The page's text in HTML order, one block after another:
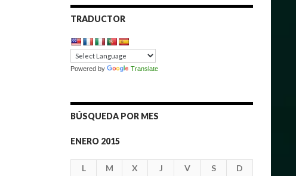
TRADUCTOR
Powered by Translate
BÚSQUEDA POR MES
ENERO 2015
L M X J V S
D